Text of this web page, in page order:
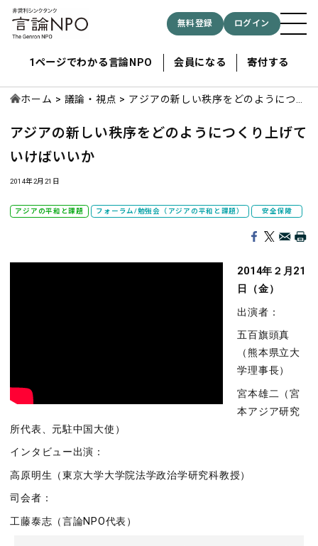
無料登録 ログイン
1ページでわかる言論NPO 会員になる 寄付する
ホーム 議論・視点
アジアの新しい秩序をどのようにつく
アジアの新しい秩序をどのようにつくり上げて
いけばいいか
2014年2月21日
アジアの平和と課題 フォーラム/勉強会（アジアの平和と課題） 安全保障
2014年２月21
日（金）
出演者：
五百旗頭真
（熊本県立大
学理事長）
宮本雄二（宮
本アジア研究
所代表、元駐中国大使）
インタビュー出演：
高原明生（東京大学大学院法学政治学研究科教授）
司会者：
工藤泰志（言論NPO代表）